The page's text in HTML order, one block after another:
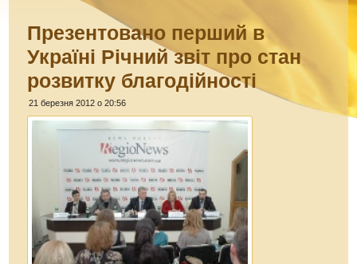
Презентовано перший в
Україні Річний звіт про стан
розвитку благодійності
21 березня 2012 о 20:56